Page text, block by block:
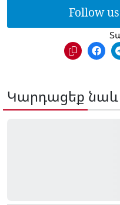
Follow
Կարդացեք նաև